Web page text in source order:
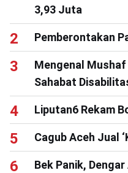
3,93 Juta
Pemberontakan
Mengenal
Sahabat
Liputan6 Rekam
Cagub Aceh Jual
Bek Panik,